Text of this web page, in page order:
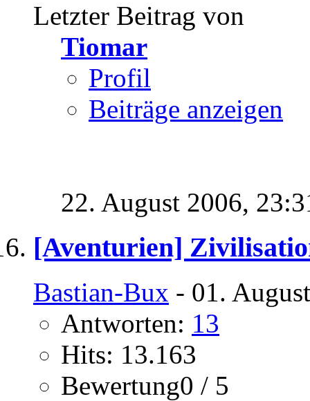
Letzter Beitrag von
Tiomar
Profil
Beiträge anzeigen
22. August 2006,
[Aventurien]
Bastian-Bux - 01.
Antworten: 13
Hits: 13.163
Bewertung0 / 5